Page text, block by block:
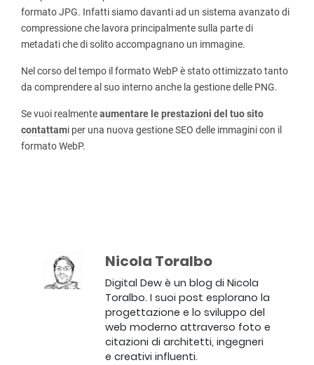
formato JPG. Infatti siamo davanti ad un sistema avanzato di
compressione che lavora principalmente sulla parte di
metadati che di solito accompagnano un immagine.
Nel corso del tempo il formato WebP è stato ottimizzato tanto
da comprendere al suo interno anche la gestione delle PNG.
Se vuoi realmenteaumentare le prestazioni del tuo sito
contattami per una nuova gestione SEO delle immagini con il
formato WebP.
Nicola Toralbo
Digital Dew è un blog di Nicola
Toralbo. I suoi post esplorano la
progettazione e lo sviluppo del
web moderno attraverso foto e
citazioni di architetti, ingegneri
e creativi influenti.